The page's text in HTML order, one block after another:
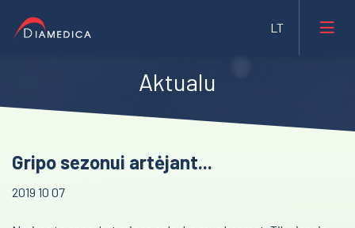
Farmacija ir maisto pramonė
Pulmonologija ir alergologija
Aktualu
Gripo sezonui artėjant...
2019 10 07